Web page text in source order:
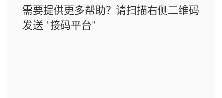
需要提供更多帮助？请扫描右侧二维码
发送 "接码平台"